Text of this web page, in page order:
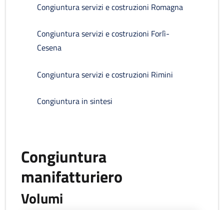
Congiuntura servizi e costruzioni Romagna
Congiuntura servizi e costruzioni Forlì-
Cesena
Congiuntura servizi e costruzioni Rimini
Congiuntura in sintesi
Congiuntura
manifatturiero
Volumi